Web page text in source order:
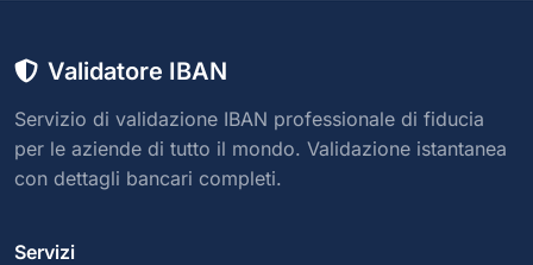
Validatore IBAN
Servizio di validazione IBAN professionale di fiducia
per le aziende di tutto il mondo. Validazione istantanea
con dettagli bancari completi.
Servizi